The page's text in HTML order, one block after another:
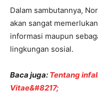
Dalam sambutannya,
akan sangat
informasi maupun
lingkungan sosial.
Baca juga: Tentang
Vitae&#8217;